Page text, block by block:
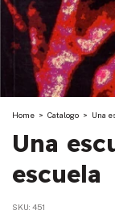
Home > Catalogo > Una
Una
escuela
SKU: 451